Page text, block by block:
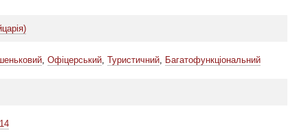
Офіцерський Туристичний Багатофункціональний